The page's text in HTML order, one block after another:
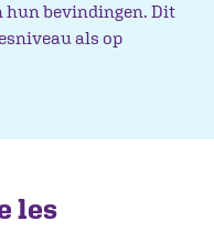
hun bevindingen. Dit
als op
les